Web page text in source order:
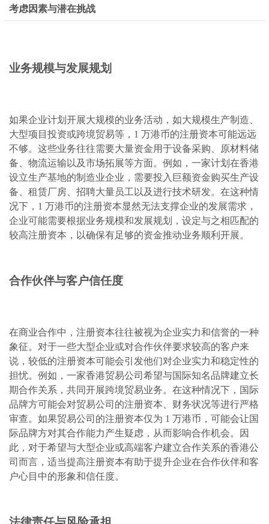
考虑因素与潜在挑战
业务规模与发展规划
如果企业计划开展大规模的业务活动，如大规模生产制造、
大型项目投资或跨境贸易等，1 万港币的注册资本可能远远
不够。这些业务往往需要大量资金用于设备采购、原材料储
备、物流运输以及市场拓展等方面。例如，一家计划在香港
设立生产基地的制造业企业，需要投入巨额资金购买生产设
备、租赁厂房、招聘大量员工以及进行技术研发。在这种情
况下，1 万港币的注册资本显然无法支撑企业的发展需求，
企业可能需要根据业务规模和发展规划，设定与之相匹配的
较高注册资本，以确保有足够的资金推动业务顺利开展。
合作伙伴与客户信任度
在商业合作中，注册资本往往被视为企业实力和信誉的一种
象征。对于一些大型企业或对合作伙伴要求较高的客户来
说，较低的注册资本可能会引发他们对企业实力和稳定性的
担忧。例如，一家香港贸易公司希望与国际知名品牌建立长
期合作关系，共同开展跨境贸易业务。在这种情况下，国际
品牌方可能会对贸易公司的注册资本、财务状况等进行严格
审查。如果贸易公司的注册资本仅为 1 万港币，可能会让国
际品牌方对其合作能力产生疑虑，从而影响合作机会。因
此，对于希望与大型企业或高端客户建立合作关系的香港公
司而言，适当提高注册资本有助于提升企业在合作伙伴和客
户心目中的形象和信任度。